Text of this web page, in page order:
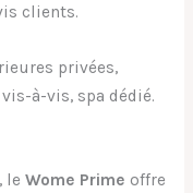
clients.
privées,
à-vis, spa dédié.
le Wome Prime offre